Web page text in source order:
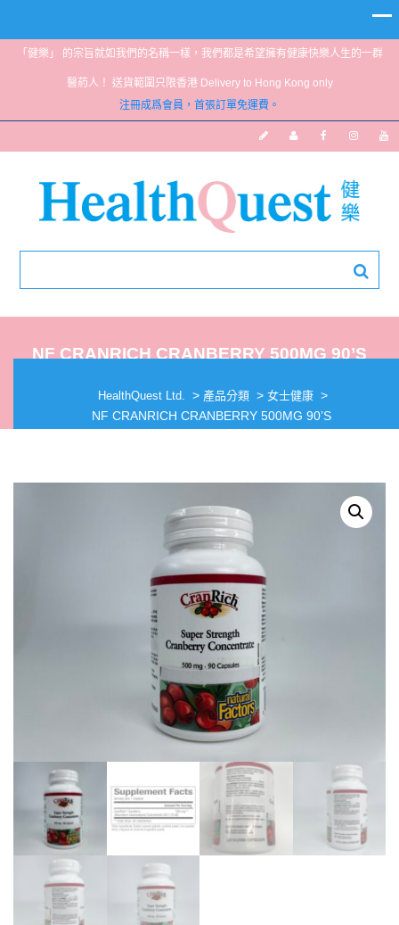
「健樂」 的宗旨就如我們的名稱一樣，我們都是希望擁有健康快樂人生的一群
醫葯人！ 送貨範圍只限香港 Delivery to Hong Kong only
注冊成爲會員，首張訂單免運費。
NF CRANRICH CRANBERRY 500MG 90’S
HealthQuest Ltd. > 產品分類 > 女士健康 >
NF CRANRICH CRANBERRY 500MG 90’S